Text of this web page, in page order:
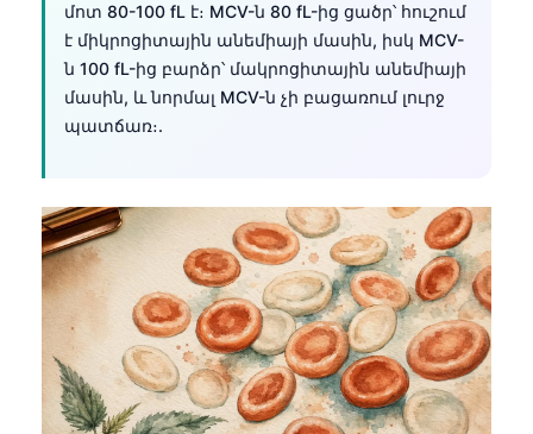
մոտ 80-100 fL է։ MCV-ն 80 fL-ից ցածր՝ հուշում
է միկրոցիտային անեմիայի մասին, իսկ MCV-
ն 100 fL-ից բարձր՝ մակրոցիտային անեմիայի
մասին, և նորմալ MCV-ն չի բացառում լուրջ
պատճառ։.